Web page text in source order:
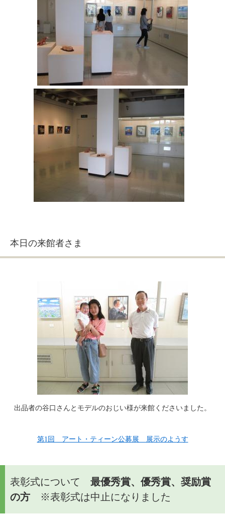
本日の来館者さま
出品者の谷口さんとモデルのおじい様が来館くださいました。
第1回　アート・ティーン公募展　展示のようす
表彰式について 最優秀賞、優秀賞、奨励賞
の方
※表彰式は中止になりました